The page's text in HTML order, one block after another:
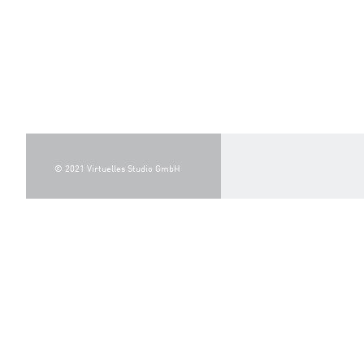
© 2021 Virtuelles Studio GmbH